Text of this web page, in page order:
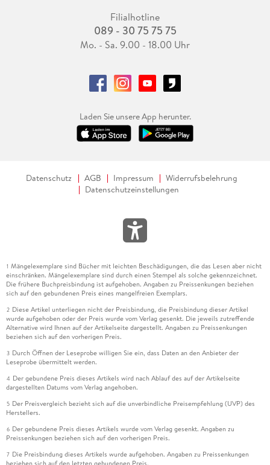
Filialhotline
089 - 30 75 75 75
Mo. - Sa. 9.00 - 18.00 Uhr
Laden Sie unsere App herunter.
Datenschutz AGB Impressum
Widerrufsbelehrung
Datenschutzeinstellungen
1 Mängelexemplare sind Bücher mit leichten Beschädigungen, die das Lesen aber nicht
einschränken. Mängelexemplare sind durch einen Stempel als solche gekennzeichnet.
Die frühere Buchpreisbindung ist aufgehoben. Angaben zu Preissenkungen beziehen
sich auf den gebundenen Preis eines mangelfreien Exemplars.
2 Diese Artikel unterliegen nicht der Preisbindung, die Preisbindung dieser Artikel
wurde aufgehoben oder der Preis wurde vom Verlag gesenkt. Die jeweils zutreffende
Alternative wird Ihnen auf der Artikelseite dargestellt. Angaben zu Preissenkungen
beziehen sich auf den vorherigen Preis.
3 Durch Öffnen der Leseprobe willigen Sie ein, dass Daten an den Anbieter der
Leseprobe übermittelt werden.
4 Der gebundene Preis dieses Artikels wird nach Ablauf des auf der Artikelseite
dargestellten Datums vom Verlag angehoben.
5 Der Preisvergleich bezieht sich auf die unverbindliche Preisempfehlung (UVP) des
Herstellers.
6 Der gebundene Preis dieses Artikels wurde vom Verlag gesenkt. Angaben zu
Preissenkungen beziehen sich auf den vorherigen Preis.
7 Die Preisbindung dieses Artikels wurde aufgehoben. Angaben zu Preissenkungen